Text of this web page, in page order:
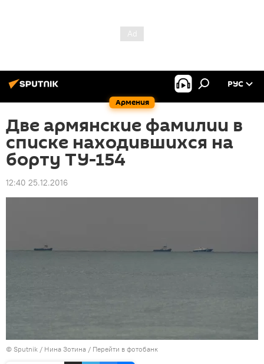
Армения
РУС
Две армянские фамилии в
списке находившихся на
борту ТУ-154
12:40 25.12.2016
© Sputnik / Нина Зотина / Перейти в фотобанк